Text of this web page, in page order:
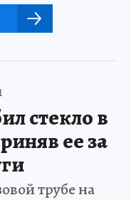
стекло в
ее за
трубе на